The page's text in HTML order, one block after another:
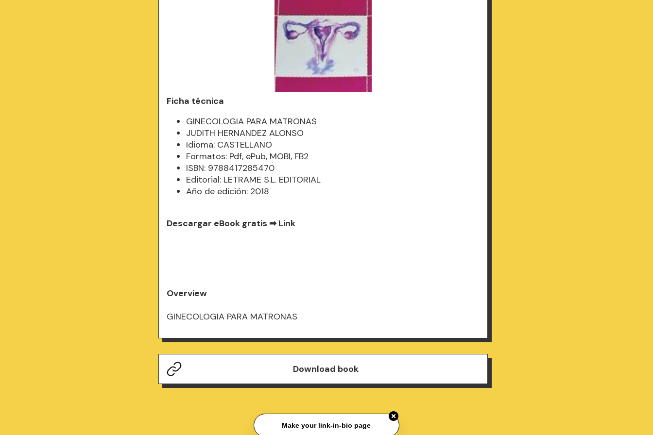
Ficha técnica
GINECOLOGIA PARA MATRONAS
JUDITH HERNANDEZ ALONSO
Idioma: CASTELLANO
Formatos: Pdf, ePub, MOBI, FB2
ISBN: 9788417285470
Editorial: LETRAME S.L. EDITORIAL
Año de edición: 2018
Descargar eBook gratis ➡Link
Overview
GINECOLOGIA PARA MATRONAS
Download book
Make your link-in-bio page